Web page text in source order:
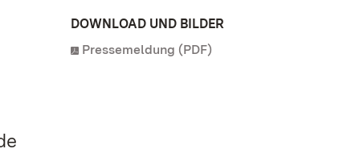
DOWNLOAD UND BILDER
Pressemeldung (PDF)